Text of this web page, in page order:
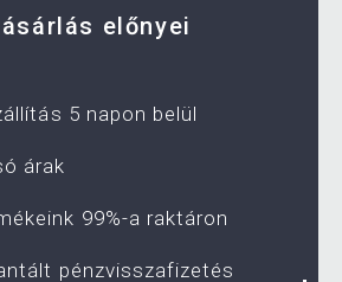
előnyei
5 napon belül
árak
99%-a raktáron
pénzvisszafizetés